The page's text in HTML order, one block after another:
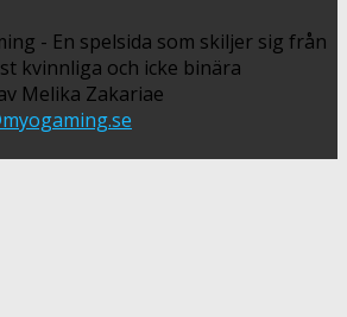
- En spelsida som skiljer sig från
kvinnliga och icke binära
Melika Zakariae